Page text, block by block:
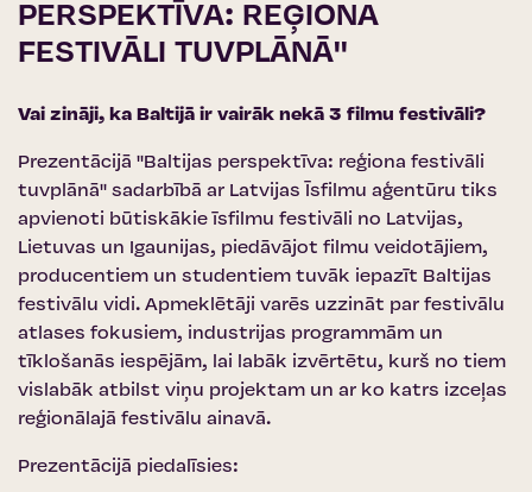
PERSPEKTĪVA: REĢIONA
FESTIVĀLI TUVPLĀNĀ''
Vai zināji, ka Baltijā ir vairāk nekā 3 filmu festivāli?
Prezentācijā ''Baltijas perspektīva: reģiona festivāli
tuvplānā'' sadarbībā ar Latvijas Īsfilmu aģentūru tiks
apvienoti būtiskākie īsfilmu festivāli no Latvijas,
Lietuvas un Igaunijas, piedāvājot filmu veidotājiem,
producentiem un studentiem tuvāk iepazīt Baltijas
festivālu vidi. Apmeklētāji varēs uzzināt par festivālu
atlases fokusiem, industrijas programmām un
tīklošanās iespējām, lai labāk izvērtētu, kurš no tiem
vislabāk atbilst viņu projektam un ar ko katrs izceļas
reģionālajā festivālu ainavā.
Prezentācijā piedalīsies: